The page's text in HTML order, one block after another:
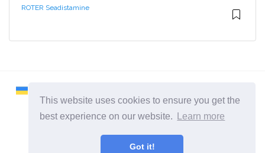
This website uses cookies to ensure you get the
best experience on our website.
Learn more
Got it!
ROTER Seadistamine
2026 ©Remontcompa
Kõik kategooriad